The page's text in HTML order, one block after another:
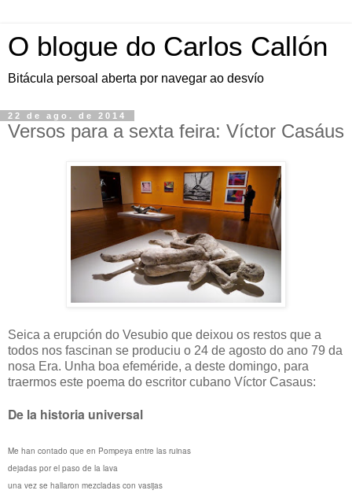
O blogue do Carlos Callón
Bitácula persoal aberta por navegar ao desvío
22 de ago. de 2014
Versos para a sexta feira: Víctor Casáus
Seica a erupción do Vesubio que deixou os restos que a
todos nos fascinan se produciu o 24 de agosto do ano 79 da
nosa Era. Unha boa efeméride, a deste domingo, para
traermos este poema do escritor cubano Víctor Casaus:
De la historia universal
Me han contado que en Pompeya entre las ruinas
dejadas por el paso de la lava
una vez se hallaron mezcladas con vasijas